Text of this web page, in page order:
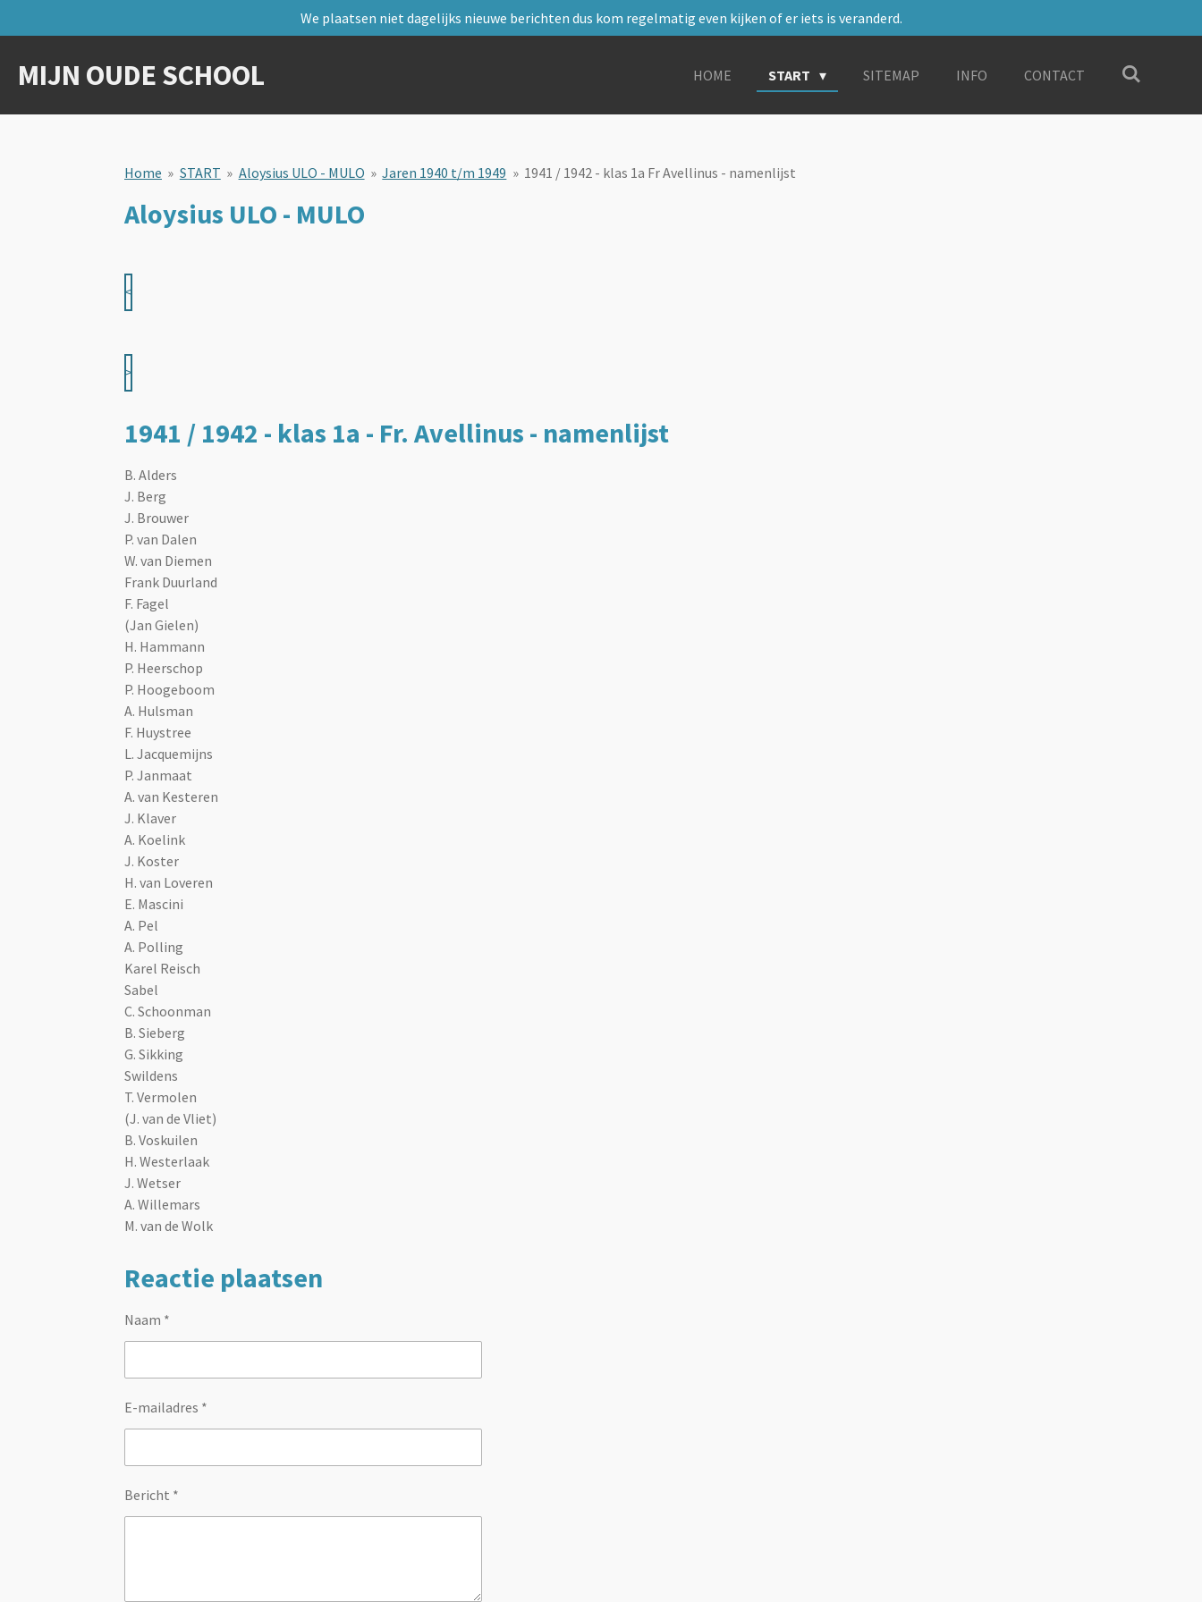
direct
de
We plaatsen niet dagelijks nieuwe berichten dus kom regelmatig even kijken of er iets is veranderd.
MIJN OUDE SCHOOL HOME START SITEMAP INFO CONTACT
Home » START » Aloysius ULO - MULO » Jaren 1940 t/m 1949 » 1941 / 1942 - klas 1a Fr Avellinus - namenlijst
Aloysius ULO - MULO
<
>
1941 / 1942 - klas 1a - Fr. Avellinus - namenlijst
B. Alders
J. Berg
J. Brouwer
P. van Dalen
W. van Diemen
Frank Duurland
F. Fagel
(Jan Gielen)
H. Hammann
P. Heerschop
P. Hoogeboom
A. Hulsman
F. Huystree
L. Jacquemijns
P. Janmaat
A. van Kesteren
J. Klaver
A. Koelink
J. Koster
H. van Loveren
E. Mascini
A. Pel
A. Polling
Karel Reisch
Sabel
C. Schoonman
B. Sieberg
G. Sikking
Swildens
T. Vermolen
(J. van de Vliet)
B. Voskuilen
H. Westerlaak
J. Wetser
A. Willemars
M. van de Wolk
Reactie plaatsen
Naam *
E-mailadres *
Bericht *